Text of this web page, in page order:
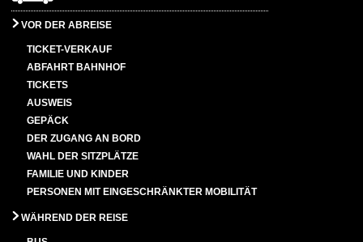
VOR DER ABREISE
TICKET-VERKAUF
ABFAHRT BAHNHOF
TICKETS
AUSWEIS
GEPÄCK
DER ZUGANG AN BORD
WAHL DER SITZPLÄTZE
FAMILIE UND KINDER
PERSONEN MIT EINGESCHRÄNKTER MOBILITÄT
WÄHREND DER REISE